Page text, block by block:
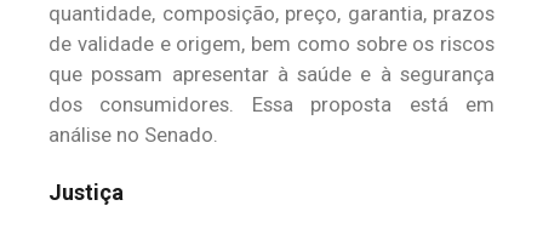
quantidade, composição, preço, garantia, prazos
de validade e origem, bem como sobre os riscos
que possam apresentar à saúde e à segurança
dos consumidores. Essa proposta está em
análise no Senado.
Justiça